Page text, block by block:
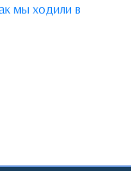
мы ходили в